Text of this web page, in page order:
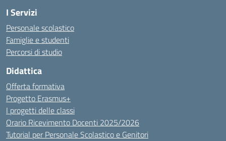
I Servizi
Personale scolastico
Famiglie e studenti
Percorsi di studio
Didattica
Offerta formativa
Progetto Erasmus+
I progetti delle classi
Orario Ricevimento Docenti 2025/2026
Tutorial per Personale Scolastico e Genitori